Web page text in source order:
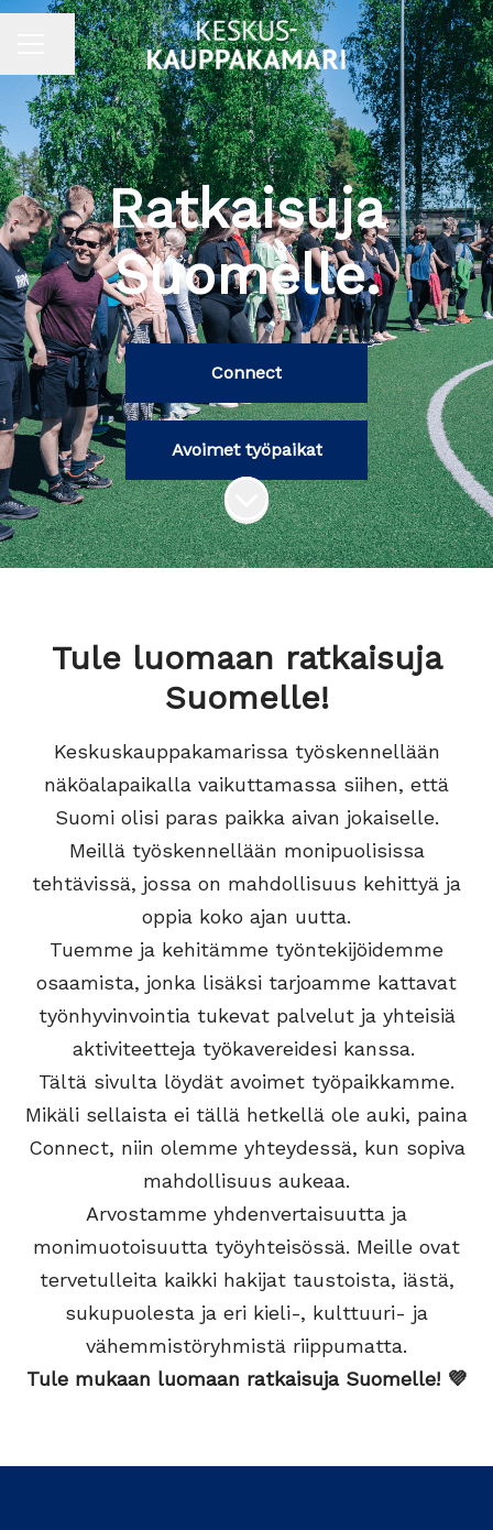
URAVALIKKO
Jaa sivu
Ratkaisuja
Suomelle.
Connect
Avoimet työpaikat
Siirry sisältöön
Tule luomaan ratkaisuja
Suomelle!
Keskuskauppakamarissa työskennellään
näköalapaikalla vaikuttamassa siihen, että
Suomi olisi paras paikka aivan jokaiselle.
Meillä työskennellään monipuolisissa
tehtävissä, jossa on mahdollisuus kehittyä ja
oppia koko ajan uutta.
Tuemme ja kehitämme työntekijöidemme
osaamista, jonka lisäksi tarjoamme kattavat
työnhyvinvointia tukevat palvelut ja yhteisiä
aktiviteetteja työkavereidesi kanssa.
Tältä sivulta löydät avoimet työpaikkamme.
Mikäli sellaista ei tällä hetkellä ole auki, paina
Connect, niin olemme yhteydessä, kun sopiva
mahdollisuus aukeaa.
Arvostamme yhdenvertaisuutta ja
monimuotoisuutta työyhteisössä. Meille ovat
tervetulleita kaikki hakijat taustoista, iästä,
sukupuolesta ja eri kieli-, kulttuuri- ja
vähemmistöryhmistä riippumatta.
Tule mukaan luomaan ratkaisuja Suomelle! 💜